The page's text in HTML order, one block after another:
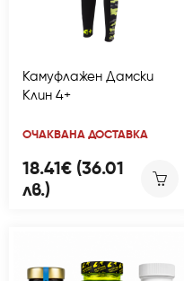
Камуфлажен Дамски
Клин 4+
ОЧАКВАНА ДОСТАВКА
18.41€ (36.01
лв.)